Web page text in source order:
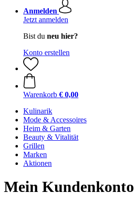
Anmelden
Jetzt anmelden
Bist du neu hier?
Konto erstellen
Warenkorb € 0,00
Kulinarik
Mode & Accessoires
Heim & Garten
Beauty & Vitalität
Grillen
Marken
Aktionen
Mein Kundenkonto